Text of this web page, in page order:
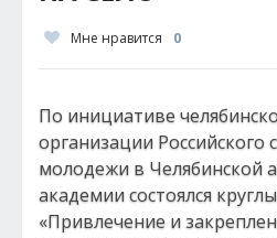
Мне нравится 0
По инициативе
организации Российского
молодежи в Челябинской
академии состоялся
«Привлечение и